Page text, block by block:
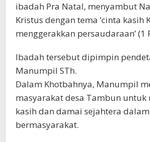
ibadah Pra Natal, menyambut
Kristus dengan tema ‘cinta kasih
menggerakkan persaudaraan’ (1
Ibadah tersebut dipimpin
Manumpil STh.
Dalam Khotbahnya, Manumpil
masyarakat desa Tambun untuk
kasih dan damai sejahtera dalam
bermasyarakat.